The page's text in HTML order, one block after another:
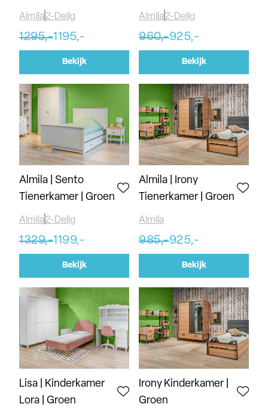
Almila2-Delig
1295,-1195,-
Bekijk
Almila2-Delig
960,-925,-
Bekijk
Almila | Sento
Tienerkamer | Groen
Almila2-Delig
1329,-1199,-
Bekijk
Almila | Irony
Tienerkamer | Groen
Almila
985,-925,-
Bekijk
Lisa | Kinderkamer
Lora | Groen
Irony Kinderkamer |
Groen